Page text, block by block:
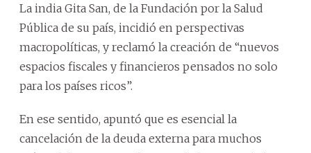
La india Gita San, de la Fundación por la Salud
Pública de su país, incidió en perspectivas
macropolíticas, y reclamó la creación de “nuevos
espacios fiscales y financieros pensados no solo
para los países ricos”.
En ese sentido, apuntó que es esencial la
cancelación de la deuda externa para muchos